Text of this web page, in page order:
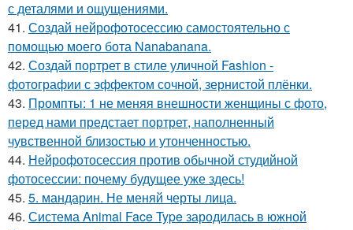
с деталями и ощущениями.
41. Создай нейрофотосессию самостоятельно с
помощью моего бота Nanabanana.
42. Создай портрет в стиле уличной Fashion -
фотографии с эффектом сочной, зернистой плёнки.
43. Промпты: 1 не меняя внешности женщины с фото,
перед нами предстает портрет, наполненный
чувственной близостью и утонченностью.
44. Нейрофотосессия против обычной студийной
фотосессии: почему будущее уже здесь!
45. 5. мандарин. Не меняй черты лица.
46. Система Animal Face Type зародилась в южной